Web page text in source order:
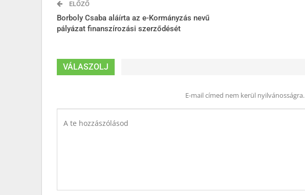
ELŐZŐ
Borboly Csaba aláírta az e-Kormányzás nevű
pályázat finanszírozási szerződését
VÁLASZOLJ
E-mail címed nem kerül nyilvánosságra.